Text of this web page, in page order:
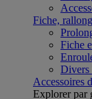
Fiche,
Fiche
Divers
Accessoires
Explorer par